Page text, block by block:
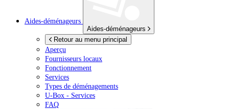
Aides-déménageurs
Aides-déménageurs
Retour au menu principal
Aperçu
Fournisseurs locaux
Fonctionnement
Services
Types de déménagements
U-Box - Services
FAQ